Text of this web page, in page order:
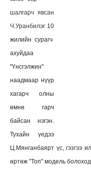
шалгарч явсан
Ч.Уранбилэг 10
жилийн сурагч
ахуйдаа
"Үнсгэлжин"
наадмаар нүүр
хагарч олны
өмнө гарч
байсан нэгэн.
Тухайн үедээ
Ц.Мянганбаярт үс, гэзгээ
өртөж "Топ" модель